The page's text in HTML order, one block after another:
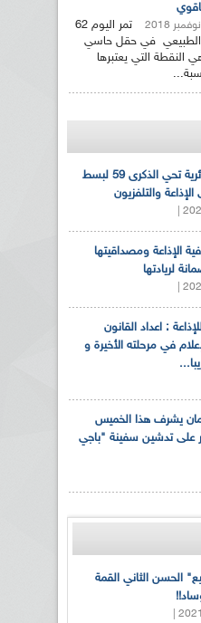
تمر اليوم 62
الطبيعي في حقل حاسي
النقطة التي يعتبرها
الإذاعة الجزائرية تحي الذكرى 59 لبسط
والتلفزيون
الإذاعة ومصداقيتها
لريادتها
: اعداد القانون
في مرحلته الأخيرة و
يشرف هذا الخميس
على تدشين سفينة "باجي
الحسن الثاني القمة